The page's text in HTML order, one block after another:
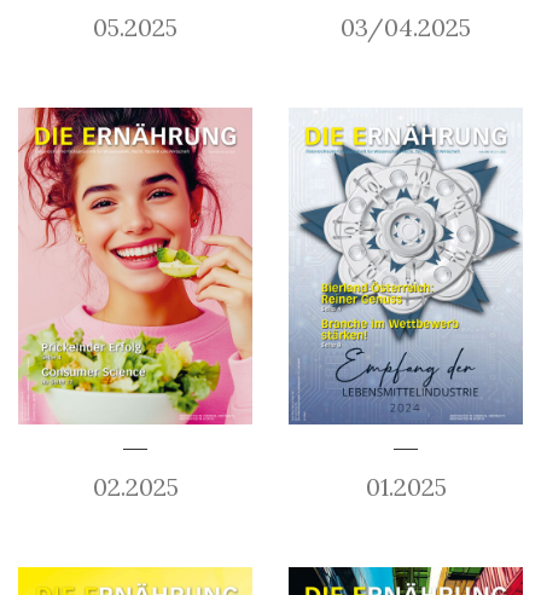
05.2025 03/04.2025
02.2025 01.2025